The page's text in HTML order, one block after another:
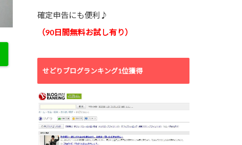
確定申告にも便利♪
（90日間無料お試し有り）
せどりブログランキング1位獲得